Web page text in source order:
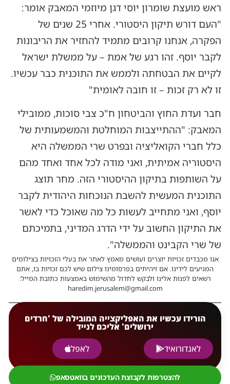
ראש מועצת שומרון יוסי דגן מיוזמי המאבק אומר:
"העם דורש תיקון היסטורי. אחרי 25 שנים של
הפקרה, אנחנו קרובים מתמיד להחזיר את הריבונות
לקבר יוסף. זהו רגע של אמת – על ממשלת ישראל
לקיים את הבטחתה ולממש את התוכנית כבר עכשיו.
זו לא רק זכות – זו חובה לאומית"
חבר ועדת החוץ והביטחון ח"כ צבי סוכות, ממובילי
המאבק: "ההתייצבות המוחלטת והמשמעותית של
כלל חברי הקואליציה ובפרט שרי הממשלה היא
היסטוריה אמיתית, ואני מודה לכל אחד ואחד מהם
על השותפות בתיקון ההיסטורי הזה. מחר תוצג
התוכנית המעשית להשבת הנוכחות היהודית לקבר
יוסף, ואני מתחייב לעשות כל מה שאוכל כדי לאשר
את התיקון החשוב על ידי הדרג המדיני, בתמיכתם
של שרי הקבינט והממשלה".
אנו מכבדים זכויות יוצרים ועושים מאמץ לאתר את בעלי הזכויות בצילומים
המגיעים לידינו. אם זיהיתים בפרסומינו צילום שיש לכם זכויות בו, אתם
רשאים לפנות אלינו ולבקש לחדול מהשימוש באמצעות כתובת המייל:
haredim.jerusalem@gmail.com
הורידו עכשיו את האפליקצייה המובילה של 'חרדים
ירושלים' אליכם לנייד
לאנדורואיד
לאפל
להצטרפות לקבוצת העדכונים בוואטסאפ